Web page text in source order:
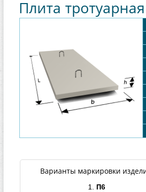
Плита
Варианты маркировки
1. П6